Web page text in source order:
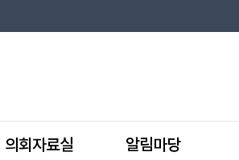
의회자료실 알림마당